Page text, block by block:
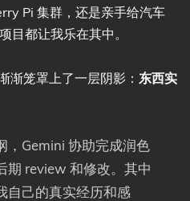
Pi 集群，还是亲手给汽车
目都让我乐在其中。
渐笼罩上了一层阴影： 东西实
，Gemini 协助完成润色
期 review 和修改。其中
自己的真实经历和感